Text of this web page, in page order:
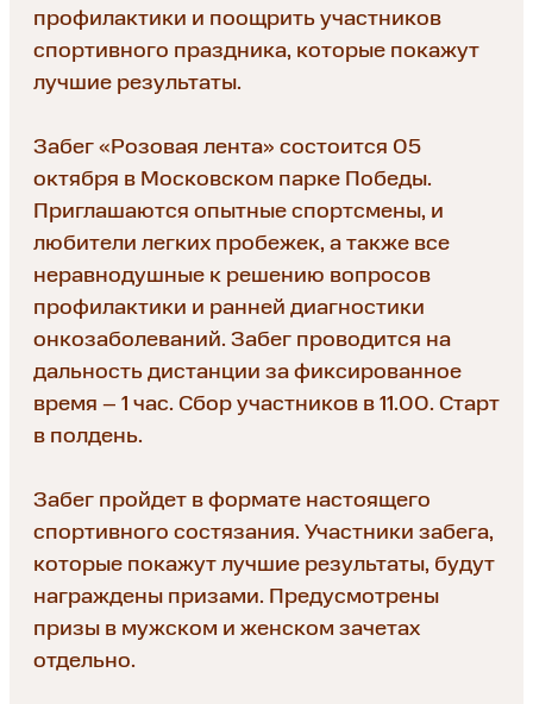
профилактики и поощрить участников
спортивного праздника, которые покажут
лучшие результаты.
Забег «Розовая лента» состоится 05
октября в Московском парке Победы.
Приглашаются опытные спортсмены, и
любители легких пробежек, а также все
неравнодушные к решению вопросов
профилактики и ранней диагностики
онкозаболеваний. Забег проводится на
дальность дистанции за фиксированное
время – 1 час. Сбор участников в 11.00. Старт
в полдень.
Забег пройдет в формате настоящего
спортивного состязания. Участники забега,
которые покажут лучшие результаты, будут
награждены призами. Предусмотрены
призы в мужском и женском зачетах
отдельно.